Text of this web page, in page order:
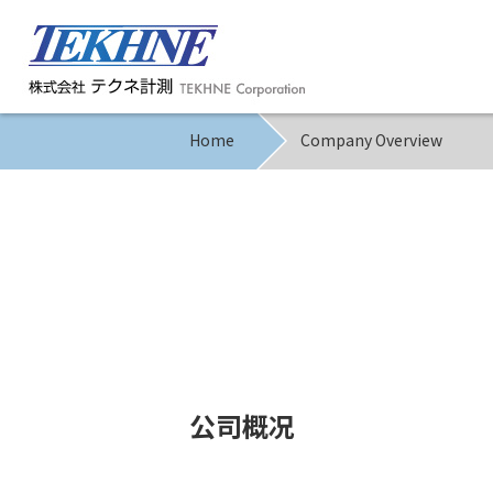
Home Company Overview
公司概况